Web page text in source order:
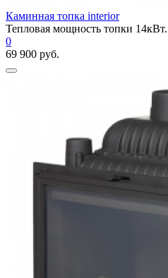
Каминная топка interior
Тепловая мощность топки
0
69 900 руб.